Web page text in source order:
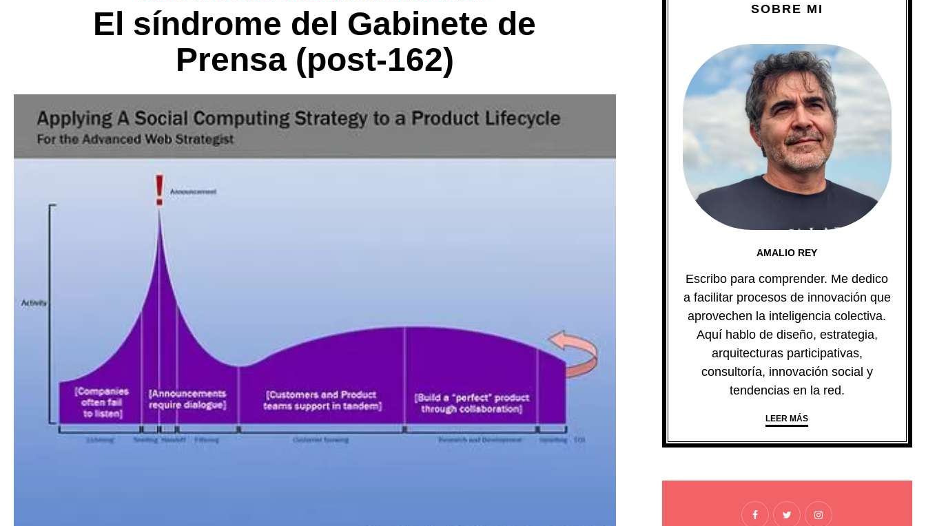
El síndrome del Gabinete de
Prensa (post-162)
SOBRE MI
AMALIO REY
Escribo para comprender. Me dedico
a facilitar procesos de innovación que
aprovechen la inteligencia colectiva.
Aquí hablo de diseño, estrategia,
arquitecturas participativas,
consultoría, innovación social y
tendencias en la red.
LEER MÁS